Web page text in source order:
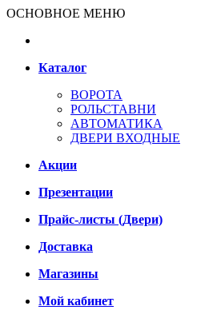
ОСНОВНОЕ МЕНЮ
Каталог
ВОРОТА
РОЛЬСТАВНИ
АВТОМАТИКА
ДВЕРИ ВХОДНЫЕ
Акции
Презентации
Прайс-листы (Двери)
Доставка
Магазины
Мой кабинет